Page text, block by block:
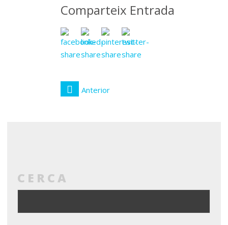
Comparteix Entrada
Anterior
CERCA